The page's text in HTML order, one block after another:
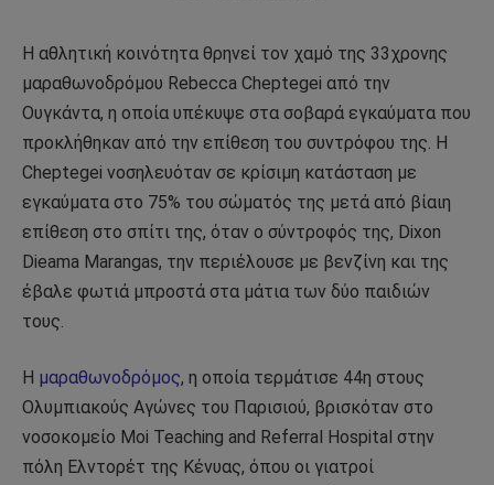
Η αθλητική κοινότητα θρηνεί τον χαμό της 33χρονης
μαραθωνοδρόμου Rebecca Cheptegei από την
Ουγκάντα, η οποία υπέκυψε στα σοβαρά εγκαύματα που
προκλήθηκαν από την επίθεση του συντρόφου της. Η
Cheptegei νοσηλευόταν σε κρίσιμη κατάσταση με
εγκαύματα στο 75% του σώματός της μετά από βίαιη
επίθεση στο σπίτι της, όταν ο σύντροφός της, Dixon
Dieama Marangas, την περιέλουσε με βενζίνη και της
έβαλε φωτιά μπροστά στα μάτια των δύο παιδιών
τους.
Η μαραθωνοδρόμος, η οποία τερμάτισε 44η στους
Ολυμπιακούς Αγώνες του Παρισιού, βρισκόταν στο
νοσοκομείο Moi Teaching and Referral Hospital στην
πόλη Ελντορέτ της Κένυας, όπου οι γιατροί